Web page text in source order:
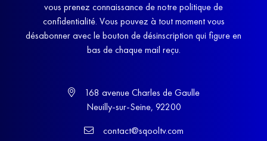
vous prenez connaissance de notre politique de
confidentialité. Vous pouvez à tout moment vous
désabonner avec le bouton de désinscription qui figure en
bas de chaque mail reçu.
168 avenue Charles de Gaulle
Neuilly-sur-Seine, 92200
contact@sqooltv.com